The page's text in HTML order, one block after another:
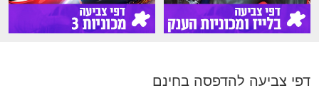
דפי צביעה להדפסה בחינם